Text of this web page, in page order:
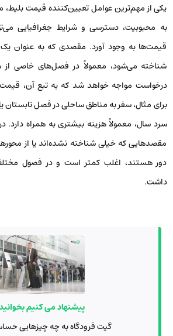
یکی از مهم‌ترین عوامل تعیین‌کننده قیمت
به محبوبیت، دسترسی و شرایط جغرافیایی
قیمت‌ها به وجود آورد. مقصدی که به عنوان یک
شناخته می‌شود، معمولاً در فصل‌های خاصی از
درخواست مواجه خواهد شد که به تبع آن، قیمت
برای مثال، سفر به مناطق ساحلی در فصل تابستان
سرد سال، معمولاً هزینه بیشتری به همراه دارد.
مقصدهایی که خیلی شناخته نشده‌اند یا از
دور هستند، اغلب کمتر است و در فصول
داشت.
پیشنهاد می کنیم
گیت فرودگاه به چه چیزهایی